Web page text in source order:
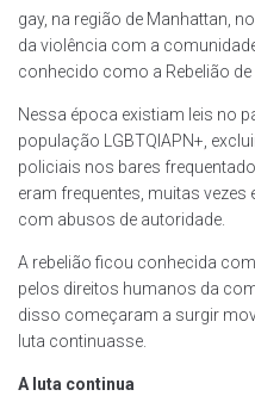
gay, na região de Manhattan,
da violência com a
conhecido como a Rebelião de
Nessa época existiam leis no
população LGBTQIAPN+,
policiais nos bares
eram frequentes, muitas
com abusos de autoridade.
A rebelião ficou conhecida
pelos direitos humanos da
disso começaram a surgir
luta continuasse.
A luta continua